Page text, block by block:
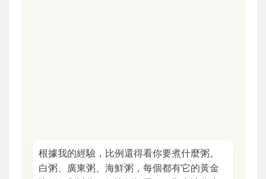
根據我的經驗，比例還得看你要煮什麼粥。
白粥、廣東粥、海鮮粥，每個都有它的黃金